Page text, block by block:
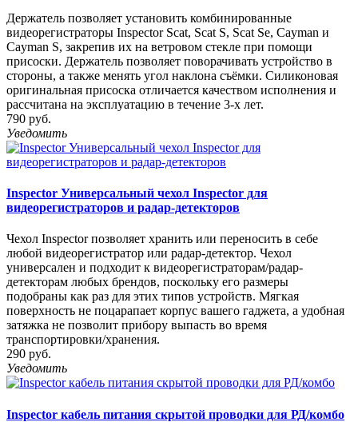
Держатель позволяет установить комбинированные
видеорегистраторы Inspector Scat, Scat S, Scat Se, Cayman и
Cayman S, закрепив их на ветровом стекле при помощи
присоски. Держатель позволяет поворачивать устройство в
стороны, а также менять угол наклона съёмки. Силиконовая
оригинальная присоска отличается качеством исполнения и
рассчитана на эксплуатацию в течение 3-х лет.
790 руб.
Уведомить
Inspector Универсальный чехол Inspector для
видеорегистраторов и радар-детекторов
Чехол Inspector позволяет хранить или переносить в себе
любой видеорегистратор или радар-детектор. Чехол
универсален и подходит к видеорегистраторам/радар-
детекторам любых брендов, поскольку его размеры
подобраны как раз для этих типов устройств. Мягкая
поверхность не поцарапает корпус вашего гаджета, а удобная
затяжка не позволит прибору выпасть во время
транспортировки/хранения.
290 руб.
Уведомить
Inspector кабель питания скрытой проводки для РД/комбо